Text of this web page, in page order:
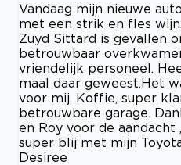
Vandaag mijn nieuwe
met een strik en fles
Zuyd Sittard is gevallen
betrouwbaar
vriendelijk personeel.
maal daar geweest.Het
voor mij. Koffie, super
betrouwbare garage.
en Roy voor de
super blij met mijn
Desiree